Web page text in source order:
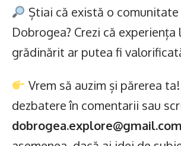
Știai că există o
Dobrogea? Crezi că
grădinărit ar putea fi
Vrem să auzim și părerea
dezbatere în comentarii sau
dobrogea.explore@gmail.com